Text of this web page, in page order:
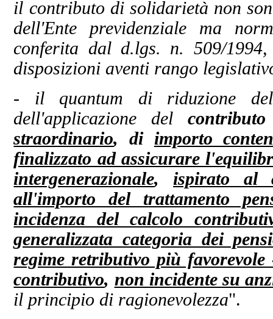
il contributo di solidarietà non
dell'Ente previdenziale ma
conferita dal d.lgs. n. 509/
disposizioni aventi rango
- il quantum di riduzione del
dell'applicazione del
straordinario, di importo
finalizzato ad assicurare
intergenerazionale, ispirato al
all'importo del trattamento
incidenza del calcolo
generalizzata categoria dei
regime retributivo più
contributivo, non incidente su
il principio di ragionevolezza".